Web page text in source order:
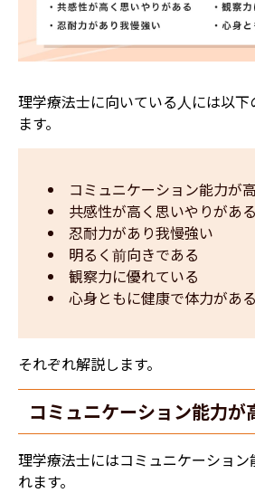
理学療法士に向いている人には以下
ます。
コミュニケーション能力が
共感性が高く思いやりがある
忍耐力があり我慢強い
明るく前向きである
観察力に優れている
心身ともに健康で体力がある
それぞれ解説します。
コミュニケーション能力が
理学療法士にはコミュニケーショ
れます。